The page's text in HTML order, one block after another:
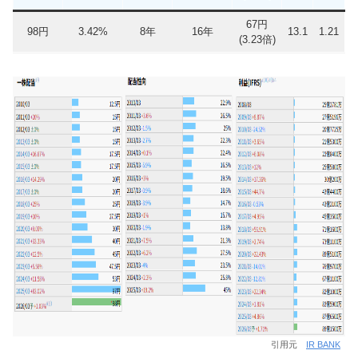
98円 3.42% 8年 16年
67円
(3.23倍)
13.1 1.21
引用元 IR BANK